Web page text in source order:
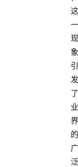
这
一
现
象
引
发
了
业
界
的
广
泛